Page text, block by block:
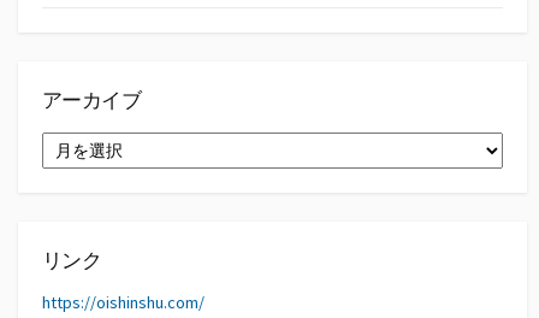
アーカイブ
ー
リンク
https://oishinshu.com/